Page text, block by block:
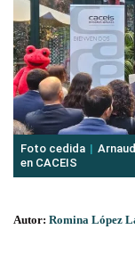
Foto cedida
en CACEIS
Autor: Romina López